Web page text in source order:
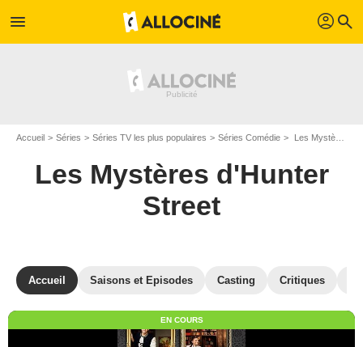
menu profil search
Accueil Séries Séries TV les plus populaires Séries Comédie Les Mystères d'Hunter Street
Les Mystères d'Hunter
Street
Accueil Saisons et Episodes Casting Critiques
EN COURS